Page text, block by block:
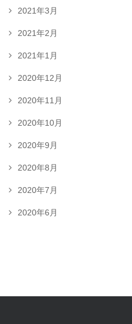
2021年3月
2021年2月
2021年1月
2020年12月
2020年11月
2020年10月
2020年9月
2020年8月
2020年7月
2020年6月